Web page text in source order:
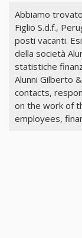
Abbiamo
Figlio S.d.f.,
posti vacanti.
della società
statistiche
Alunni Gilberto
contacts,
on the work of
employees,